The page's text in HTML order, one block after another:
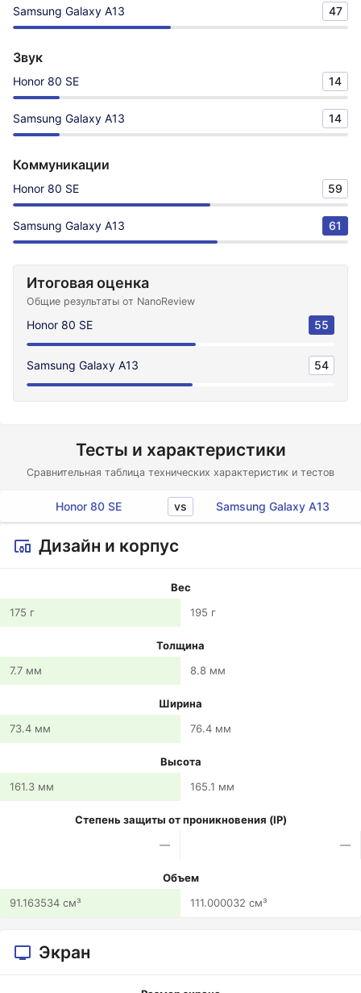
Samsung Galaxy A13 47
Звук
Honor 80 SE 14
Samsung Galaxy A13 14
Коммуникации
Honor 80 SE 59
Samsung Galaxy A13 61
Итоговая оценка
Общие результаты от NanoReview
Honor 80 SE 55
Samsung Galaxy A13 54
Тесты и характеристики
Сравнительная таблица технических характеристик и тестов
Honor 80 SE vs Samsung Galaxy A13
Дизайн и корпус
Вес
175 г
195 г
Толщина
7.7 мм
8.8 мм
Ширина
73.4 мм
76.4 мм
Высота
161.3 мм
165.1 мм
Степень защиты от проникновения (IP)
—
—
Объем
91.163534 см³
111.000032 см³
Экран